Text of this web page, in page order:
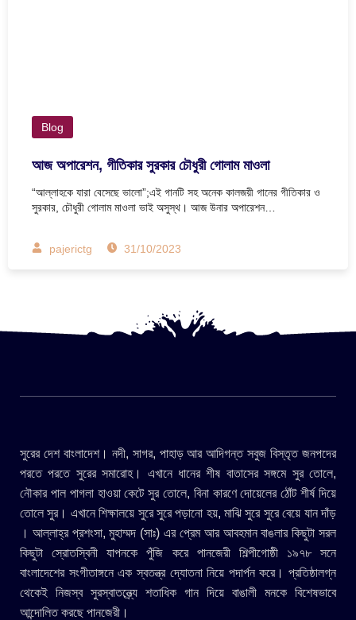
Blog
আজ অপারেশন, গীতিকার সুরকার চৌধুরী গোলাম মাওলা
“আল্লাহকে যারা বেসেছে ভালো”;এই গানটি সহ অনেক কালজয়ী গানের গীতিকার ও
সুরকার, চৌধুরী গোলাম মাওলা ভাই অসুস্থ। আজ উনার অপারেশন…
pajerictg 31/10/2023
সুরের দেশ বাংলাদেশ। নদী, সাগর, পাহাড় আর আদিগন্ত সবুজ বিস্তৃত জনপদের
পরতে পরতে সুরের সমারোহ। এখানে ধানের শীষ বাতাসের সঙ্গমে সুর তোলে,
নৌকার পাল পাগলা হাওয়া কেটে সুর তোলে, বিনা কারণে দোয়েলের ঠোঁট শীর্ষ দিয়ে
তোলে সুর। এখানে শিক্ষালয়ে সুরে সুরে পড়ানো হয়, মাঝি সুরে সুরে বেয়ে যান দাঁড়
। আল্লাহ্র প্রশংসা, মুহাম্মদ (সাঃ) এর প্রেম আর আবহমান বাঙলার কিছুটা সরল
কিছুটা স্রোতস্বিনী যাপনকে পুঁজি করে পানজেরী শিল্পীগোষ্ঠী ১৯৭৮ সনে
বাংলাদেশের সংগীতাঙ্গনে এক স্বতন্ত্র দ্যোতনা নিয়ে পদার্পন করে। প্রতিষ্ঠালগ্ন
থেকেই নিজস্ব সুরস্বাতন্ত্র্যে শতাধিক গান দিয়ে বাঙালী মনকে বিশেষভাবে
আন্দোলিত করছে পানজেরী।